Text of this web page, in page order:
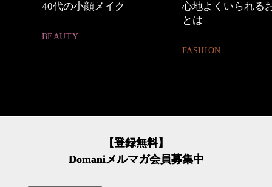
40代の小顔メイク
BEAUTY
心地よくいられるおし
とは
FASHION
【登録無料】
Domaniメルマガ会員募集中